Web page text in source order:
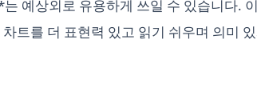
예상외로 유용하게 쓰일 수 있습니다.
트를 더 표현력 있고 읽기 쉬우며 의미